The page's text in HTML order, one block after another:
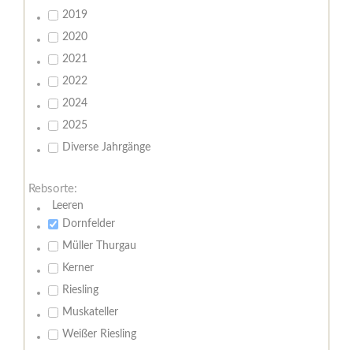
2019
2020
2021
2022
2024
2025
Diverse Jahrgänge
Rebsorte:
Leeren
Dornfelder
Müller Thurgau
Kerner
Riesling
Muskateller
Weißer Riesling